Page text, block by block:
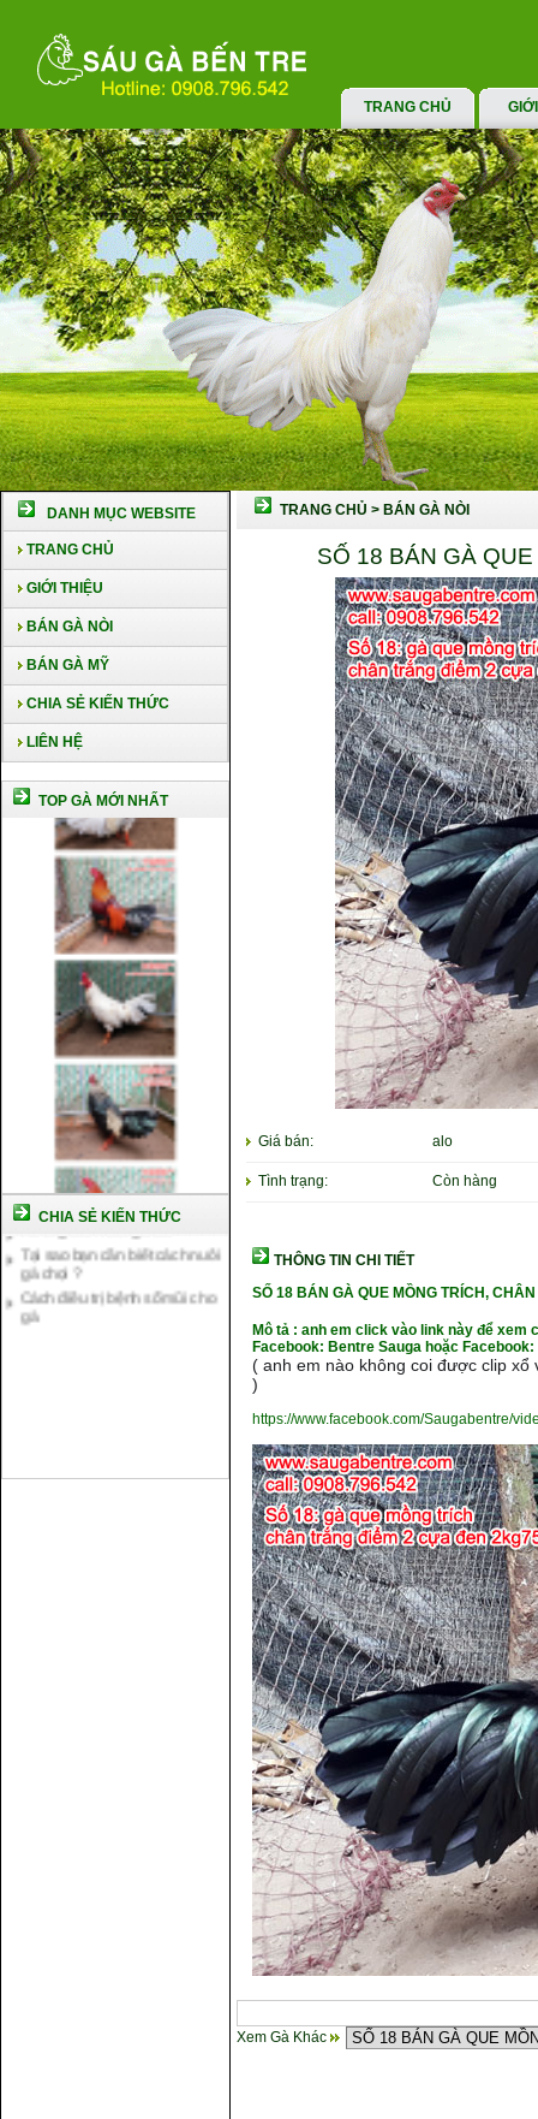
TRANG CHỦ
DANH MỤC WEBSITE
TRANG CHỦ
GIỚI THIỆU
BÁN GÀ NÒI
BÁN GÀ MỸ
CHIA SẺ KIẾN THỨC
LIÊN HỆ
TOP GÀ MỚI NHẤT
CHIA SẺ KIẾN THỨC
Cách nuôi gà chế độ đá c1
Cách nuôi gà đông tảo thuần
chủng
Kỹ thuật nuôi gà con mới nở
Hướng dẫn nuôi gà đá
Tại sao bạn cần biết cách nuôi
gà chọi ?
Cách điều trị bệnh sổ mũi cho
gà
TRANG CHỦ > BÁN GÀ NÒI
SỐ 18 BÁN GÀ
Giá bán: alo
Tình trạng: Còn hàng
THÔNG TIN CHI TIẾT
SỐ 18BÁN GÀ QUE MỒNG TRÍCH,
Mô tả : anh em click vào link này để
Facebook: Bentre Sauga hoặc Facebook:
( anh em nào không coi được clip xổ
)
https://www.facebook.com/Saugabentre/
Xem Gà Khác